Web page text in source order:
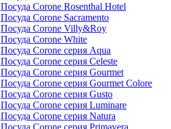
Посуда Corone Rosenthal Hotel
Посуда Corone Sacramento
Посуда Corone Villy&Roy
Посуда Corone White
Посуда Corone серия Aqua
Посуда Corone серия Celeste
Посуда Corone серия Gourmet
Посуда Corone серия Gourmet Colore
Посуда Corone серия Gusto
Посуда Corone серия Luminare
Посуда Corone серия Natura
Посуда Corone серия Primavera